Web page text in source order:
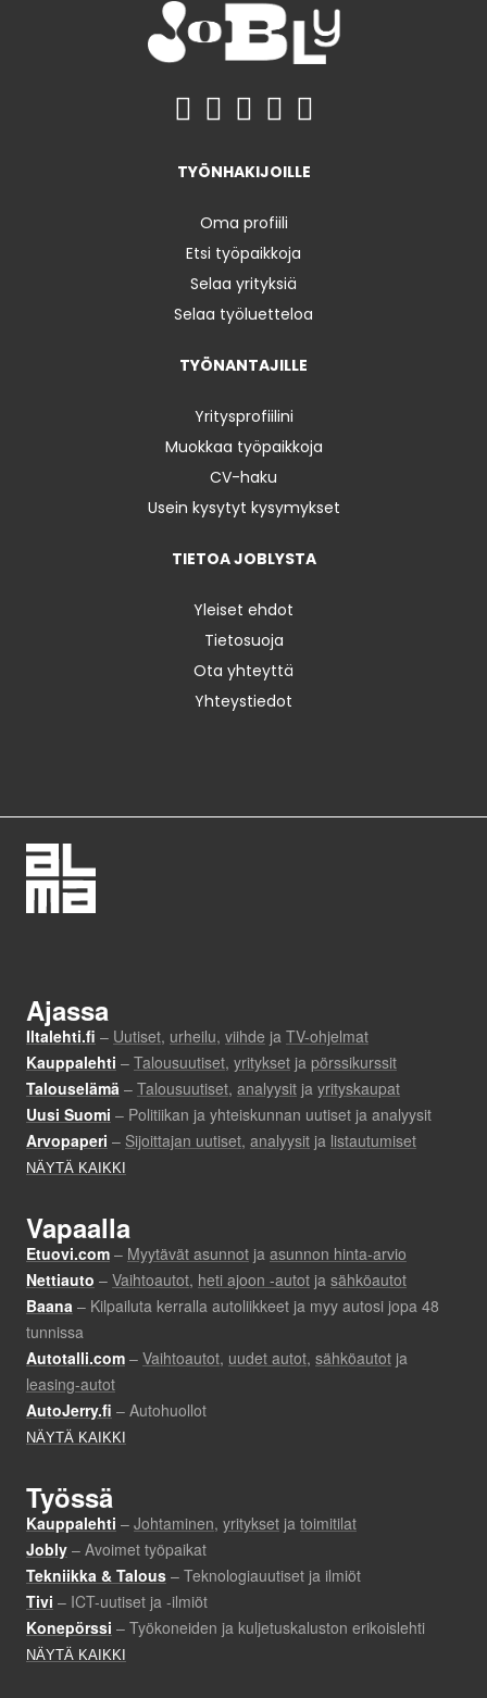
TYÖNHAKIJOILLE
Oma profiili
Etsi työpaikkoja
Selaa yrityksiä
Selaa työluetteloa
TYÖNANTAJILLE
Yritysprofiilini
Muokkaa työpaikkoja
CV-haku
Usein kysytyt kysymykset
TIETOA JOBLYSTA
Yleiset ehdot
Tietosuoja
Ota yhteyttä
Yhteystiedot